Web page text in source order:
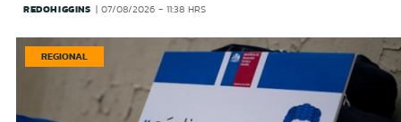
REDOHIGGINS 07/08/2026 - 11:38 HRS
REGIONAL